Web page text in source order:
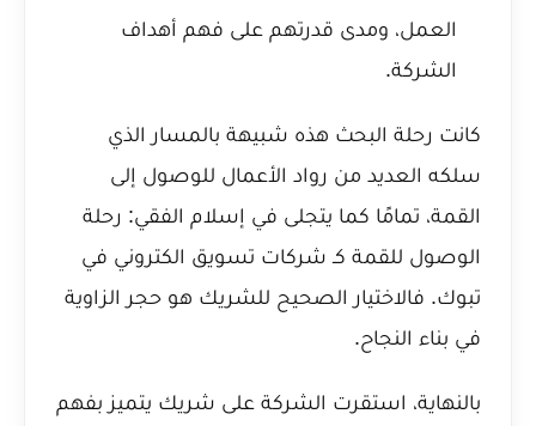
العمل، ومدى قدرتهم على فهم أهداف
الشركة.
كانت رحلة البحث هذه شبيهة بالمسار الذي
سلكه العديد من رواد الأعمال للوصول إلى
القمة، تمامًا كما يتجلى في إسلام الفقي: رحلة
الوصول للقمة كـ شركات تسويق الكتروني في
تبوك. فالاختيار الصحيح للشريك هو حجر الزاوية
في بناء النجاح.
بالنهاية، استقرت الشركة على شريك يتميز بفهم